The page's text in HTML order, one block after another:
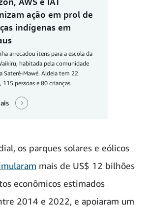
ação em prol de
indígenas em
arrecadou itens para a escola da
habitada pela comunidade
Sateré-Mawé. Aldeia tem 22
115 pessoas e 80 crianças.
os parques solares e eólicos
mais de US$ 12 bilhões
econômicos estimados
2014 e 2022, e apoiaram um